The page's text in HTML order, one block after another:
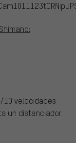
velocidades
un distanciador